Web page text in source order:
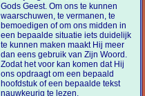
Gods Geest. Om ons te kunnen
waarschuwen, te vermanen, te
bemoedigen of om ons midden in
een bepaalde situatie iets duidelijk
te kunnen maken maakt Hij meer
dan eens gebruik van Zijn Woord.
Zodat het voor kan komen dat Hij
ons opdraagt om een bepaald
hoofdstuk of een bepaalde tekst
nauwkeurig te lezen.